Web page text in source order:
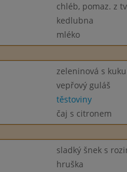
chléb, pomaz. z
kedlubna
mléko
zeleninová s
vepřový guláš
těstoviny
čaj s citronem
sladký šnek s
hruška